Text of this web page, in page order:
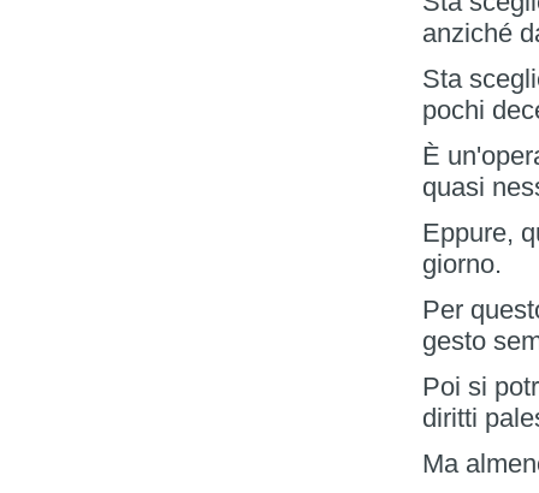
anziché
Sta
pochi
È
quasi
Eppure,
giorno.
Per
gesto
Poi si
diritti
Ma